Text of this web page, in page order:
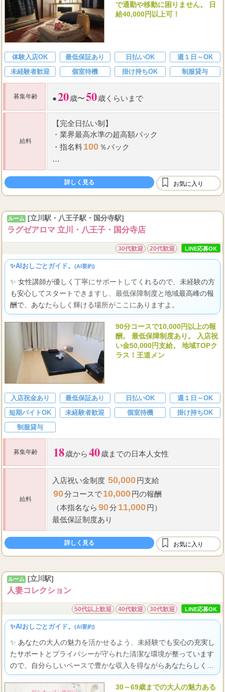
で通勤や移動に困りません。 日
給40,000円以上可！
体験入店OK 最低保証あり 日払いOK
週１日～OK
未経験者歓迎
個室待機 掛け持ちOK 制服貸与
募集年齢 ●20歳〜50歳くらいまで
給料
【完全日払い制】
・ 業界最高水準の超高額バック
・ 指名料100 ％バック
【日給40,000円以上可】
＜Aさん給与例＞
売上合計75,500円...
詳しく見る お気に入り
ルーム [立川駅・八王子駅・国分寺駅]
ラグゼアロマ 立川・八王子・国分寺店
30代歓迎 20代歓迎 LINE応募OK
✨AIおしごとガイド。 (AI要約)
✨ 女性講師が優しく丁寧にサポートしてくれるので、未経験の方
も安心してスタートできますし、最低保障制度と地域最高峰の報
酬で、あなたらしく輝ける場所がここにありますよ。
90分コースで10,000円以上の報
酬。 最低保障制度あり。 入店祝
い金50,000円支給。 地域TOPク
ラス！王道メン
入店祝金あり 最低保証あり 日払いOK
週１日～OK
短期バイトOK
未経験者歓迎 個室待機
掛け持ちOK
制服貸与
募集年齢 18歳から 40歳までの日本人女性
給料
入店祝い金制度 50,000円支給
90分コースで10,000円の報酬
（本指名なら 90分 11,000円）
最低保証制度あり
詳しく見る お気に入り
ルーム [立川駅]
人妻コレクション
50代以上歓迎 40代歓迎 30代歓迎 LINE応募OK
✨AIおしごとガイド。 (AI要約)
✨ あなたの大人の魅力を活かせるよう、未経験でも安心の充実し
たサポートとプライバシーが守られた清潔な環境が整っています
ので、自分らしいペースで豊かな収入を得ながらあなたらしく輝
ける場所がここにありますよ。
30～69歳までの大人の魅力ある